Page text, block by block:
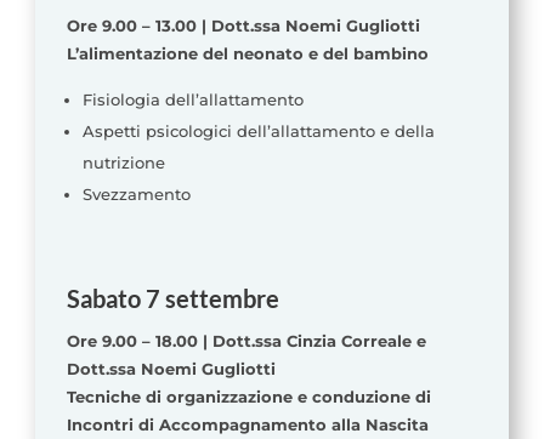
Ore 9.00 – 13.00 | Dott.ssa Noemi Gugliotti
L’alimentazione del neonato e del bambino
Fisiologia dell’allattamento
Aspetti psicologici dell’allattamento e della
nutrizione
Svezzamento
Sabato 7 settembre
Ore 9.00 – 18.00 | Dott.ssa Cinzia Correale e
Dott.ssa Noemi Gugliotti
Tecniche di organizzazione e conduzione di
Incontri di Accompagnamento alla Nascita